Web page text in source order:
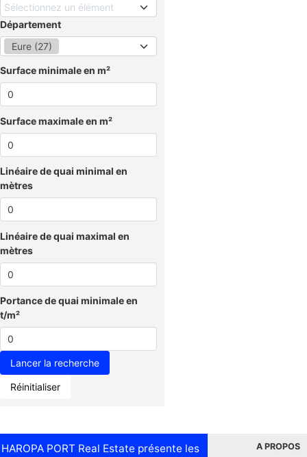
Sélectionnez un élément
Département
Eure (27)
Surface minimale en m²
Surface maximale en m²
Linéaire de quai minimal en
mètres
Linéaire de quai maximal en
mètres
Portance de quai minimale en
t/m²
Réinitialiser
HAROPA PORT Real Estate présente les
A PROPOS